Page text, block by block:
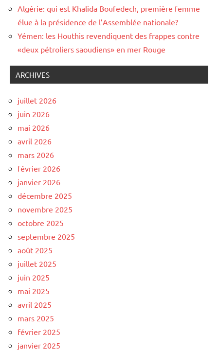
Algérie: qui est Khalida Boufedech, première femme
élue à la présidence de l’Assemblée nationale?
Yémen: les Houthis revendiquent des frappes contre
«deux pétroliers saoudiens» en mer Rouge
ARCHIVES
juillet 2026
juin 2026
mai 2026
avril 2026
mars 2026
février 2026
janvier 2026
décembre 2025
novembre 2025
octobre 2025
septembre 2025
août 2025
juillet 2025
juin 2025
mai 2025
avril 2025
mars 2025
février 2025
janvier 2025